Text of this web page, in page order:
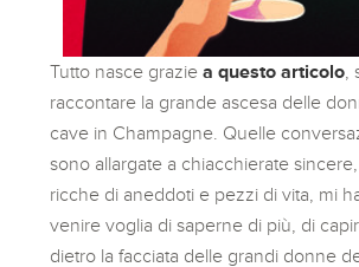
Tutto nasce graziea questo articolo
raccontare la grande ascesa delle
cave in Champagne. Quelle
sono allargate a chiacchierate sincere,
ricche di aneddoti e pezzi di vita, mi
venire voglia di saperne di più, di
dietro la facciata delle grandi donne